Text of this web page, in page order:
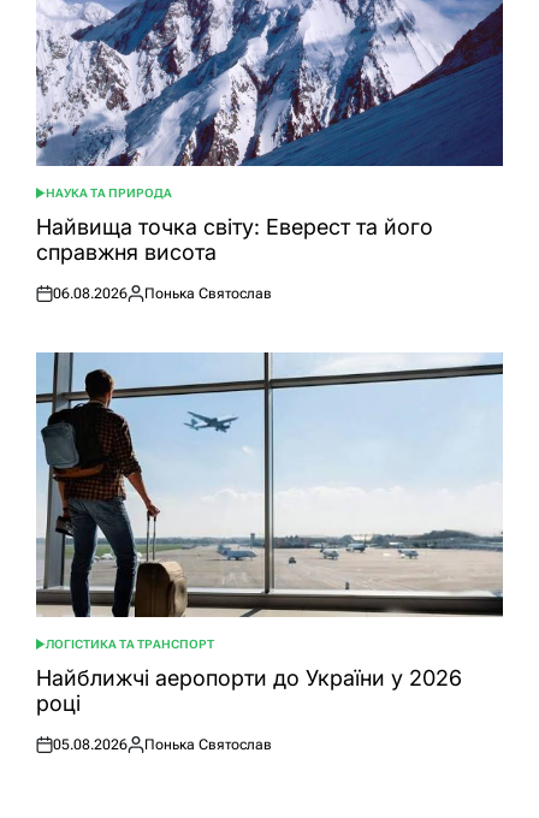
ОПУБЛІКУВАТИ
У
НАУКА ТА ПРИРОДА
Найвища точка світу: Еверест та його
справжня висота
Оприлюднено
06.08.2026
Опубліковано
Понька Святослав
ОПУБЛІКУВАТИ
У
ЛОГІСТИКА ТА ТРАНСПОРТ
Найближчі аеропорти до України у 2026
році
Оприлюднено
05.08.2026
Опубліковано
Понька Святослав